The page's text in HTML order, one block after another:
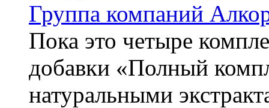
Группа компаний
Пока это четыре
добавки «Полный
натуральными